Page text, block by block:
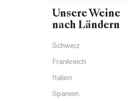
Unsere Weine
nach Ländern
Schweiz
Frankreich
Italien
Spanien